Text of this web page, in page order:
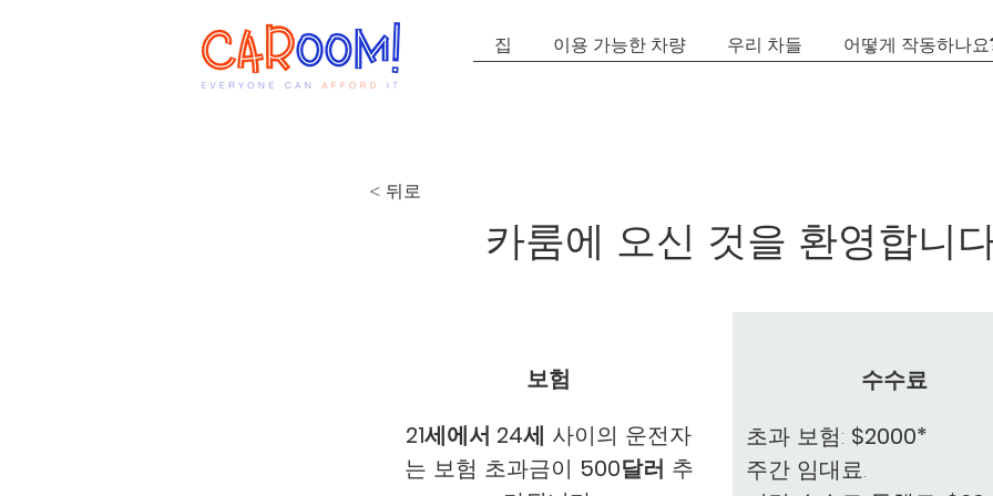
집 이용 가능한 차량 우리 차들 어떻게 작동하나요
< 뒤로
카룸에 오신 것을 환영합니
보험
21세에서 24세 사이의 운전자
는 보험 초과금이 500달러 추
수수료
초과 보험: $2000*
주간 임대료.